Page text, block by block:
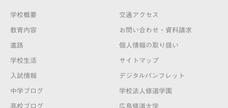
学校概要
教育内容
進路
学校生活
入試情報
中学ブログ
高校ブログ
交通アクセス
お問い合わせ・資料請求
個人情報の取り扱い
サイトマップ
デジタルパンフレット
学校法人修道学園
広島修道大学